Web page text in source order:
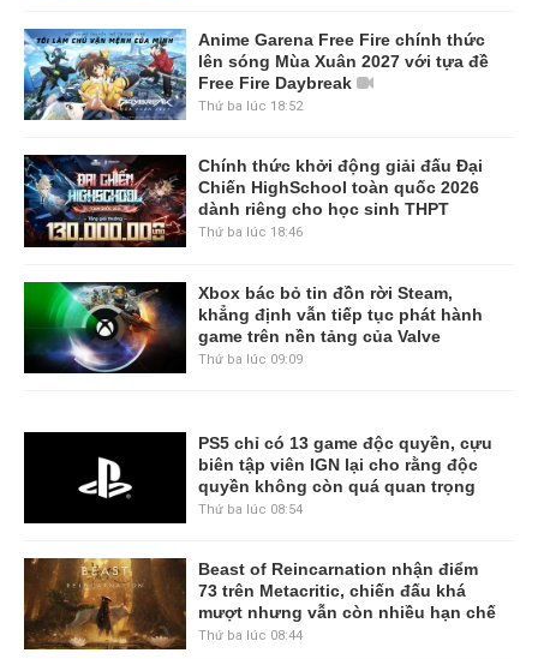
Anime Garena Free Fire chính thức
lên sóng Mùa Xuân 2027 với tựa đề
Free Fire Daybreak
Thứ ba lúc 18:52
Chính thức khởi động giải đấu Đại
Chiến HighSchool toàn quốc 2026
dành riêng cho học sinh THPT
Thứ ba lúc 18:46
Xbox bác bỏ tin đồn rời Steam,
khẳng định vẫn tiếp tục phát hành
game trên nền tảng của Valve
Thứ ba lúc 09:09
PS5 chỉ có 13 game độc quyền, cựu
biên tập viên IGN lại cho rằng độc
quyền không còn quá quan trọng
Thứ ba lúc 08:54
Beast of Reincarnation nhận điểm
73 trên Metacritic, chiến đấu khá
mượt nhưng vẫn còn nhiều hạn chế
Thứ ba lúc 08:44